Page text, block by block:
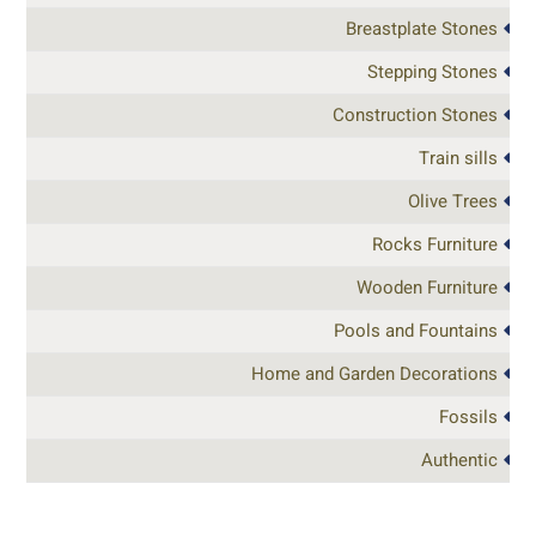
Breastplate Stones
Stepping Stones
Construction Stones
Train sills
Olive Trees
Rocks Furniture
Wooden Furniture
Pools and Fountains
Home and Garden Decorations
Fossils
Authentic